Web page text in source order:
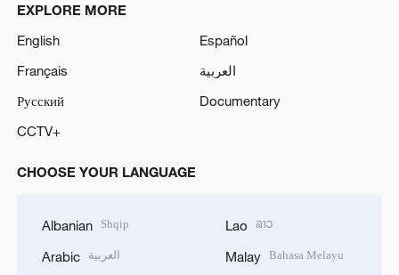
EXPLORE MORE
English
Español
Français
العربية
Русский
Documentary
CCTV+
CHOOSE YOUR LANGUAGE
Albanian Shqip
Arabic العربية
Lao ລາວ
Malay Bahasa Melayu